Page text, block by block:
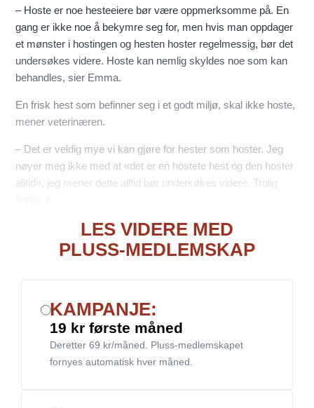
– Hoste er noe hesteeiere bør være oppmerksomme på. En
gang er ikke noe å bekymre seg for, men hvis man oppdager
et mønster i hostingen og hesten hoster regelmessig, bør det
undersøkes videre. Hoste kan nemlig skyldes noe som kan
behandles, sier Emma.
En frisk hest som befinner seg i et godt miljø, skal ikke hoste,
mener veterinæren.
– Det er veldig mye vi kan gjøre for hester som hoster. Jeg
nøyer meg ikke med at «det er en hostete hest og den hoster
alltid», jeg mener dette alltid bør undersøkes videre. Trolig
LES VIDERE MED
PLUSS-MEDLEMSKAP
KAMPANJE:
19 kr første måned
Deretter 69 kr/måned. Pluss-medlemskapet
fornyes automatisk hver måned.